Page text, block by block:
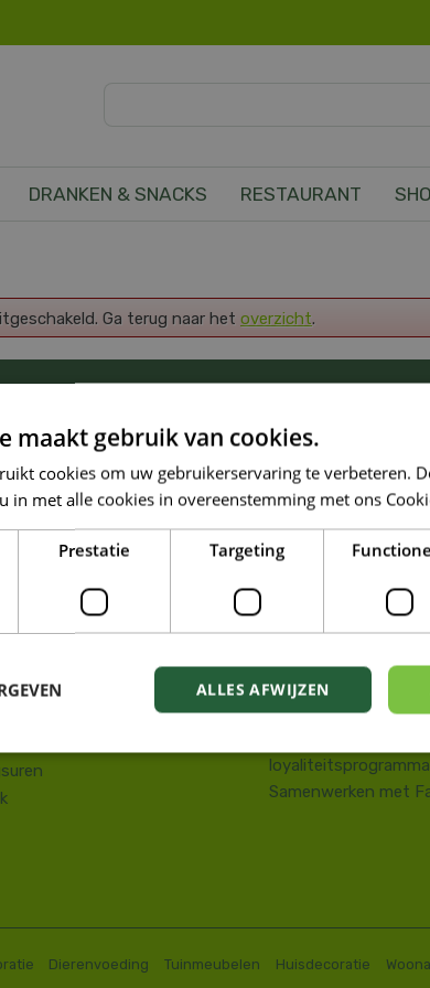
DRANKEN & SNACKS RESTAURANT
Ga terug naar het overzicht.
143
41 10 08
nummer: 0208:0845509606
Tuin
Famiresto
Foodhall
Mobiele applicatie
Privacy policy
loyaliteitsprogramma
Samenwerken met
Dierenvoeding Tuinmeubelen Huisdecoratie
maakt gebruik van cookies.
cookies om uw gebruikerservaring te verbeteren.
in met alle cookies in overeenstemming met ons
Prestatie Targeting
ALLES AFWIJZEN